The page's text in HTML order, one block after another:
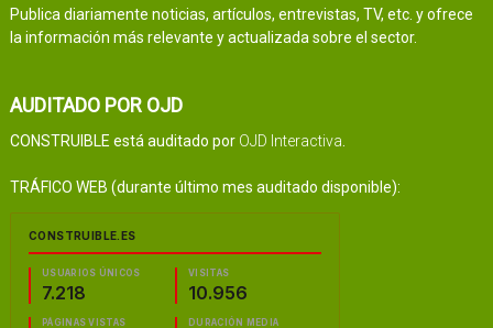
Publica diariamente noticias, artículos, entrevistas, TV, etc. y ofrece
la información más relevante y actualizada sobre el sector.
AUDITADO POR OJD
CONSTRUIBLE está auditado por OJD Interactiva
TRÁFICO WEB (durante último mes auditado disponible):